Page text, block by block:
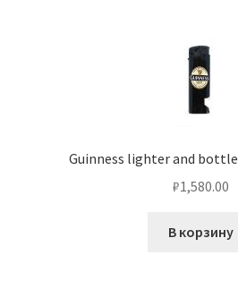
Guinness lighter and bottle
₽1,580.00
В корзину